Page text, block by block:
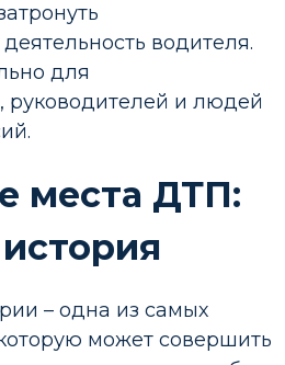
водителя.
для
и людей
места ДТП:
– одна из самых
может совершить